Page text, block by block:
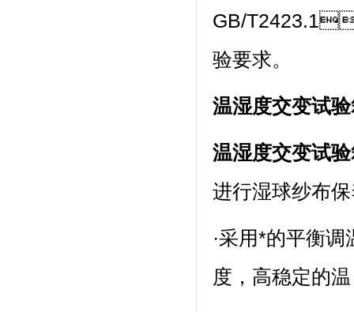
GB/T2423.1
验要求。
温湿度交变试
温湿度交变试
进行湿球纱布保
·采用*的平衡调
度，高稳定的